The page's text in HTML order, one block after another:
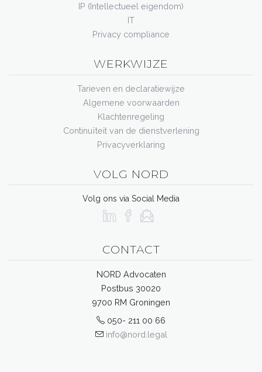
IP (Intellectueel eigendom)
IT
Privacy compliance
WERKWIJZE
Tarieven en declaratiewijze
Algemene voorwaarden
Klachtenregeling
Continuïteit van de dienstverlening
Privacyverklaring
VOLG NORD
Volg ons via Social Media
CONTACT
NORD Advocaten
Postbus 30020
9700 RM Groningen
050- 211 00 66
info@nord.legal